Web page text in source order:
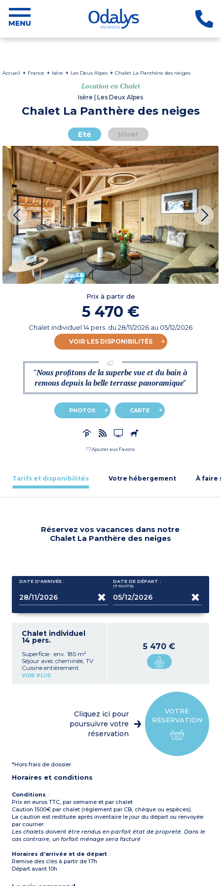
Accueil France Isère Les Deux Alpes Chalet La Panthère des neiges
Location en Chalet
Isère | Les Deux Alpes
Chalet La Panthère des neiges
Eté Hiver
Prix à partir de
5 470 €
Chalet individuel 14 pers. du 28/11/2026 au 05/12/2026
VOIR LES DISPONIBILITÉS
"Nous profitons de la superbe vue et du bain à
remous depuis la belle terrasse panoramique"
PHOTOS CARTE
Ajouter aux Favoris
Tarifs et disponibilités Votre hébergement À faire
Réservez vos vacances dans notre
Chalet La Panthère des neiges
DATE D'ARRIVÉE : DATE DE DÉPART :
(7 NUITS)
Chalet individuel
14 pers.
Superficie : env. 185 m²
Séjour avec cheminée, TV
Cuisine entièrement
équipée (four, micro-ondes,
pain, plaque de cuisson)
chacune
avec TV et salle de bain
privative (douche et WC)
- 1 chambre avec 2 lits x 3
Terrasse panoramique avec
VOIR PLUS
5 470 €
VOTRE
RÉSERVATION
Cliquez ici pour
poursuivre votre
réservation
*Hors frais de dossier
Horaires et conditions
Conditions :
Prix en euros TTC, par semaine et par chalet
Caution 1500€ par chalet (règlement par CB, chèque ou espèces).
La caution est restituée après inventaire le jour du départ ou renvoyée
par courrier.
Les chalets doivent être rendus en parfait état de propreté. Dans le
cas contraire, un forfait ménage sera facturé
Horaires d’arrivée et de départ :
Remise des clés à partir de 17h
Départ avant 10h